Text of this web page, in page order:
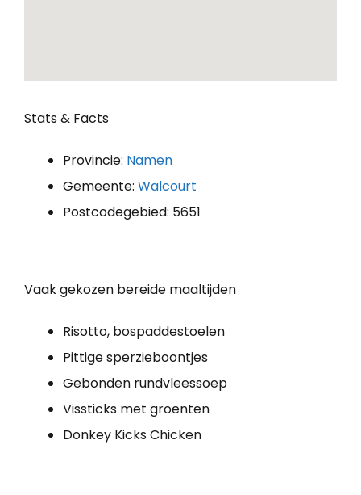
Stats & Facts
Provincie: Namen
Gemeente: Walcourt
Postcodegebied: 5651
Vaak gekozen bereide maaltijden
Risotto, bospaddestoelen
Pittige sperzieboontjes
Gebonden rundvleessoep
Vissticks met groenten
Donkey Kicks Chicken